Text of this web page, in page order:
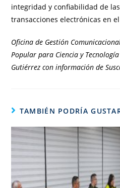
integridad y confiabilidad de
transacciones electrónicas en
Oficina de Gestión
Popular para Ciencia y
Gutiérrez con información de
TAMBIÉN PODRÍA